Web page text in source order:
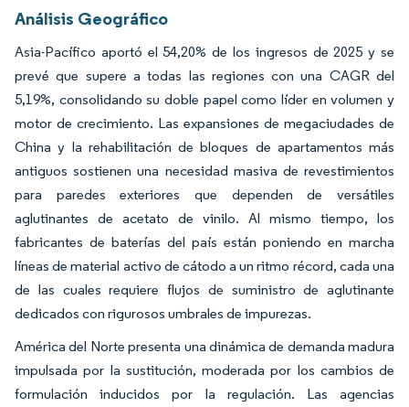
Análisis Geográfico
Asia-Pacífico aportó el 54,20% de los ingresos de 2025 y se
prevé que supere a todas las regiones con una CAGR del
5,19%, consolidando su doble papel como líder en volumen y
motor de crecimiento. Las expansiones de megaciudades de
China y la rehabilitación de bloques de apartamentos más
antiguos sostienen una necesidad masiva de revestimientos
para paredes exteriores que dependen de versátiles
aglutinantes de acetato de vinilo. Al mismo tiempo, los
fabricantes de baterías del país están poniendo en marcha
líneas de material activo de cátodo a un ritmo récord, cada una
de las cuales requiere flujos de suministro de aglutinante
dedicados con rigurosos umbrales de impurezas.
América del Norte presenta una dinámica de demanda madura
impulsada por la sustitución, moderada por los cambios de
formulación inducidos por la regulación. Las agencias